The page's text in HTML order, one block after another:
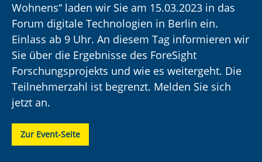
Wohnens“ laden wir Sie am 15.03.2023 in das
Forum digitale Technologien in Berlin ein.
Einlass ab 9 Uhr. An diesem Tag informieren wir
Sie über die Ergebnisse des ForeSight
Forschungsprojekts und wie es weitergeht. Die
Teilnehmerzahl ist begrenzt. Melden Sie sich
jetzt an.
Zur Event-Seite